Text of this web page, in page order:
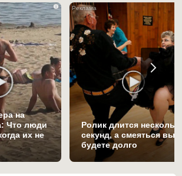
i
на
Что люди
их не
Ролик длится
секунд, а смеяться вы
будете долго